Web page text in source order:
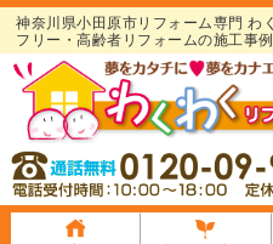
神奈川県小田原市リフォーム専門 わ
フリー・高齢者リフォームの施工事